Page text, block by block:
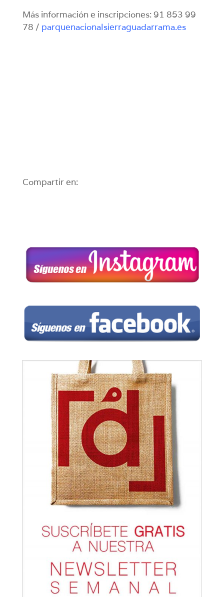
Más información e inscripciones: 91 853 99
78 / parquenacionalsierraguadarrama.es
Compartir en: